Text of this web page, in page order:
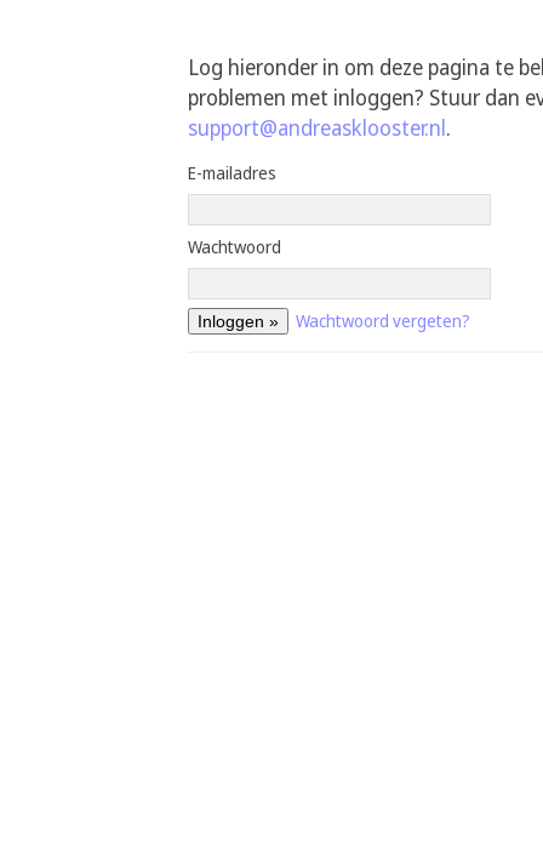
Log hieronder in om deze pagina te
problemen met inloggen? Stuur dan
support@andreasklooster.nl.
E-mailadres
Wachtwoord
Wachtwoord vergeten?